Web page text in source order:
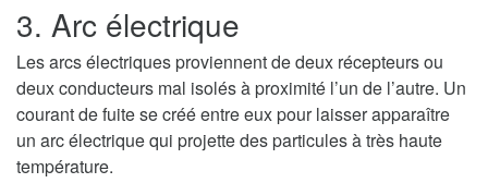
3. Arc électrique
Les arcs électriques proviennent de deux récepteurs ou
deux conducteurs mal isolés à proximité l’un de l’autre. Un
courant de fuite se créé entre eux pour laisser apparaître
un arc électrique qui projette des particules à très haute
température.